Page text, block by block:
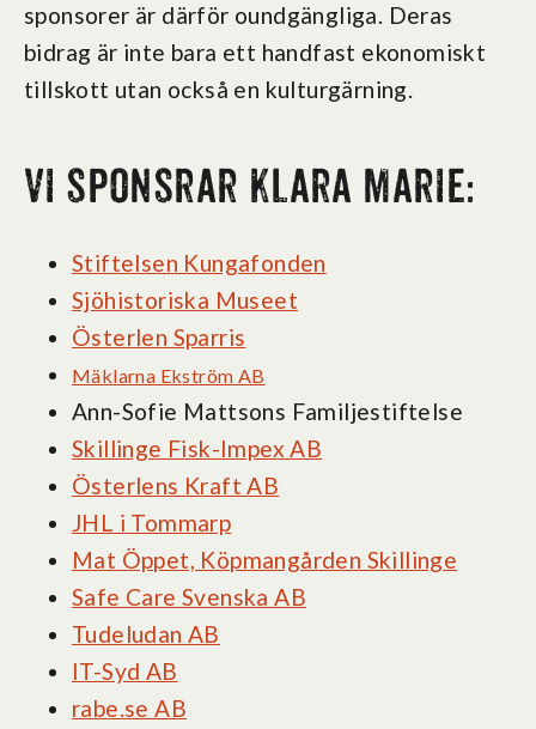
sponsorer är därför oundgängliga. Deras
bidrag är inte bara ett handfast ekonomiskt
tillskott utan också en kulturgärning.
Vi sponsrar Klara Marie:
Stiftelsen Kungafonden
Sjöhistoriska Museet
Österlen Sparris
Mäklarna Ekström AB
Ann-Sofie Mattsons Familjestiftelse
Skillinge Fisk-Impex AB
Österlens Kraft AB
JHL i Tommarp
Mat Öppet, Köpmangården Skillinge
Safe Care Svenska AB
Tudeludan AB
IT-Syd AB
rabe.se AB